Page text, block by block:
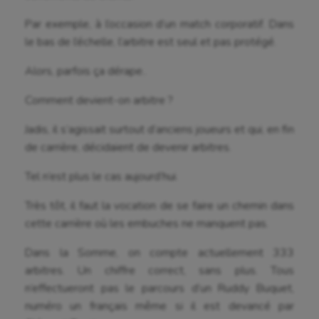
Golf
Handisport
Hippisme
Jeux Olympiques et Paralympiques
Kayak-polo
Korfbal
Longue paume
Par exemple, à l’occasion d’un match corporatif. Dans
le bas de l’échelle, l’arbitre est seul et pas protégé.
Alors, parfois ça dérape..
Comment devient-on arbitre ?
Jadis, il s’agissait surtout d’anciens joueurs et qui, en fin
de carrière, décidaient de devenir arbitres.
Tel n’est plus le cas aujourd’hui.
Très tôt, il faut la vocation de se faire un chemin dans
cette carrière où les embuches ne manquent pas.
Dans la Somme, on compte actuellement 333
arbitres. Un chiffre correct, sans plus. Tous
n’effectueront pas le parcours d’un Ruddy Buquet,
numéro un français même si il est devancé par